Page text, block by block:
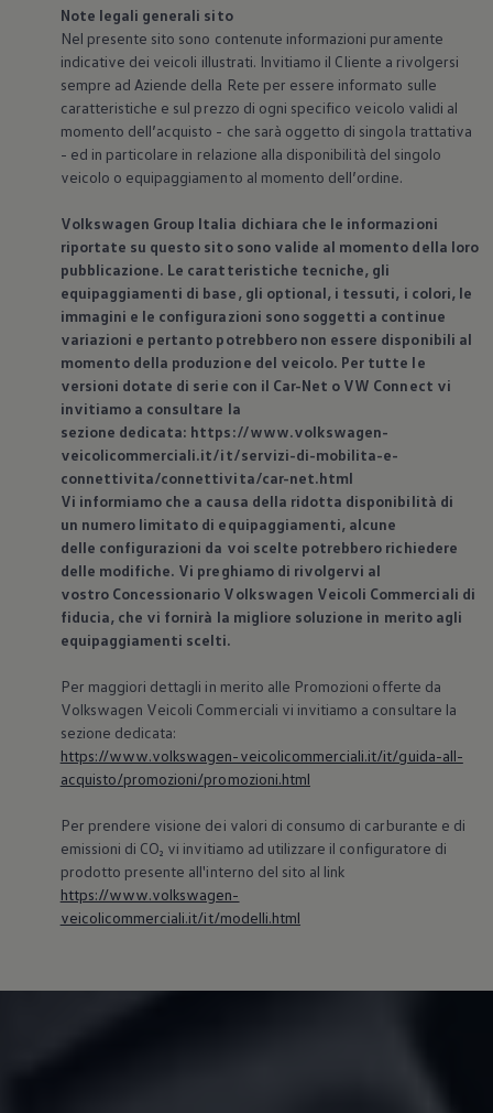
Note legali generali sito
Nel presente sito sono contenute informazioni puramente
indicative dei veicoli illustrati. Invitiamo il Cliente a rivolgersi
sempre ad Aziende della Rete per essere informato sulle
caratteristiche e sul prezzo di ogni specifico veicolo validi al
momento dell’acquisto - che sarà oggetto di singola trattativa
- ed in particolare in relazione alla disponibilità del singolo
veicolo o equipaggiamento al momento dell’ordine.
Volkswagen Group Italia dichiara che le informazioni
riportate su questo sito sono valide al momento della loro
pubblicazione. Le caratteristiche tecniche, gli
equipaggiamenti di base, gli optional, i tessuti, i colori, le
immagini e le configurazioni sono soggetti a continue
variazioni e pertanto potrebbero non essere disponibili al
momento della produzione del veicolo. Per tutte le
versioni dotate di serie con il Car-Net o VW Connect vi
invitiamo a consultare la
sezione dedicata: https://www.volkswagen-
veicolicommerciali.it/it/servizi-di-mobilita-e-
connettivita/connettivita/car-net.html
Vi informiamo che a causa della ridotta disponibilità di
un numero limitato di equipaggiamenti, alcune
delle configurazioni da voi scelte potrebbero richiedere
delle modifiche. Vi preghiamo di rivolgervi al
vostro Concessionario Volkswagen Veicoli Commerciali di
fiducia, che vi fornirà la migliore soluzione in merito agli
equipaggiamenti scelti.
Per maggiori dettagli in merito alle Promozioni offerte da
Volkswagen Veicoli Commerciali vi invitiamo a consultare la
sezione dedicata:
https://www.volkswagen-veicolicommerciali.it/it/guida-all-
acquisto/promozioni/promozioni.html
Per prendere visione dei valori di consumo di carburante e di
emissioni di CO₂ vi invitiamo ad utilizzare il configuratore di
prodotto presente all'interno del sito al link
https://www.volkswagen-
veicolicommerciali.it/it/modelli.html